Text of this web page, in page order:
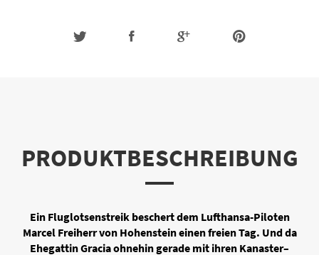
PRODUKTBESCHREIBUNG
Ein Fluglotsenstreik beschert dem Lufthansa-Piloten
Marcel Freiherr von Hohenstein einen freien Tag. Und da
Ehegattin Gracia ohnehin gerade mit ihren Kanaster–